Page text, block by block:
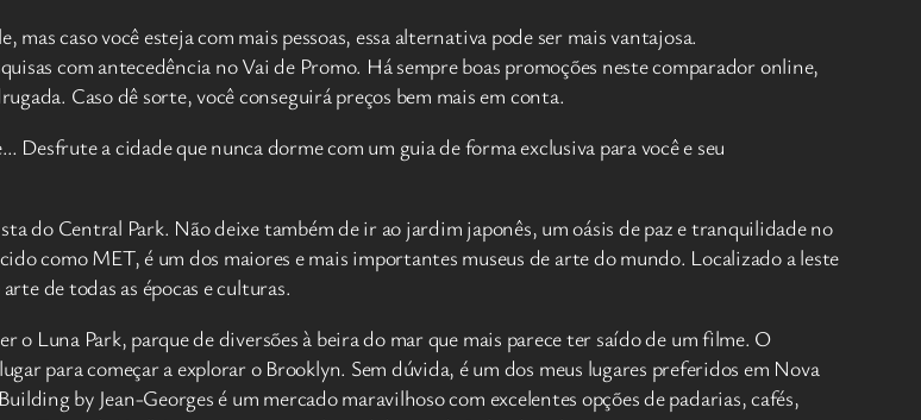
caso você esteja com mais pessoas, essa alternativa pode ser mais vantajosa.
com antecedência no Vai de Promo. Há sempre boas promoções neste comparador online,
Caso dê sorte, você conseguirá preços bem mais em conta.
a cidade que nunca dorme com um guia de forma exclusiva para você e seu
do Central Park. Não deixe também de ir ao jardim japonês, um oásis de paz e tranquilidade no
como MET, é um dos maiores e mais importantes museus de arte do mundo. Localizado a leste
de todas as épocas e culturas.
o Luna Park, parque de diversões à beira do mar que mais parece ter saído de um filme. O
para começar a explorar o Brooklyn. Sem dúvida, é um dos meus lugares preferidos em Nova
by Jean-Georges é um mercado maravilhoso com excelentes opções de padarias, cafés,